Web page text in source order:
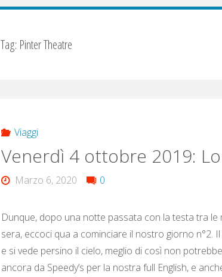
Tag: Pinter Theatre
Viaggi
Venerdì 4 ottobre 2019:
Marzo 6, 2020 0
Dunque, dopo una notte passata con la testa tra le
sera, eccoci qua a cominciare il nostro giorno n°2.
e si vede persino il cielo, meglio di così non
ancora da Speedy’s per la nostra full English, e